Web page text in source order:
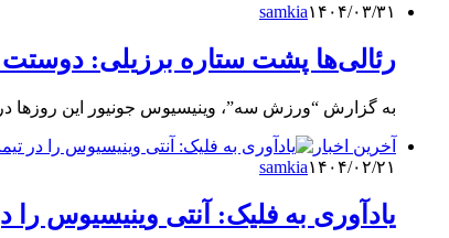
samkia۱۴۰۴/۰۳/۳۱
رئالی‌ها پشت ستاره برزیلی: دوستت
به گزارش “ورزش سه”، وینیسیوس جونیور این روزها
آخرین اخبار
samkia۱۴۰۴/۰۲/۲۱
یادآوری به فلیک: آنتی وینیسیوس را